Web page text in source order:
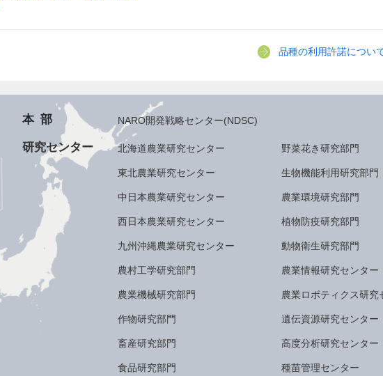
品種の利用許諾につい
本部 NARO開発戦略センター(NDSC)
研究センター 北海道農業研究センター
東北農業研究センター
中日本農業研究センター
西日本農業研究センター
九州沖縄農業研究センター
農村工学研究部門
農業機械研究部門
作物研究部門
畜産研究部門
食品研究部門
野菜花き研究部門
生物機能利用研究部門
農業環境研究部門
植物防疫研究部門
動物衛生研究部門
農業情報研究センター
農業ロボティクス研究
遺伝資源研究センター
高度分析研究センター
種苗管理センター